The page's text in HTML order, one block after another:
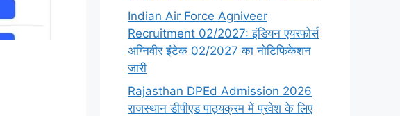
Indian Air Force Agniveer
Recruitment 02/2027: इंडियन एयरफोर्स
अग्निवीर इंटेक 02/2027 का नोटिफिकेशन
जारी
Rajasthan DPEd Admission 2026
राजस्थान डीपीएड पाठ्यक्रम में प्रवेश के लिए